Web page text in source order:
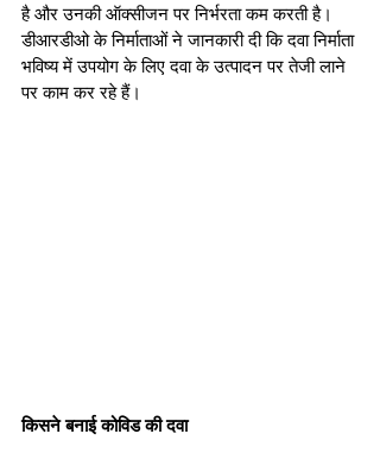
है और उनकी ऑक्सीजन पर निर्भरता कम करती है।
डीआरडीओ के निर्माताओं ने जानकारी दी कि दवा निर्माता
भविष्य में उपयोग के लिए दवा के उत्पादन पर तेजी लाने
पर काम कर रहे हैं।
किसने बनाई कोविड की दवा